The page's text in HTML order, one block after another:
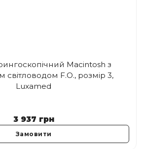
Macintosh з
світловодом F.O., розмір 3,
Luxamed
3 937 грн
Замовити